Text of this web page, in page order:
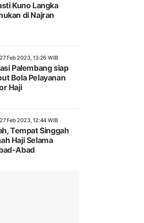
Kuno Langka
di Najran
Feb 2023, 13:26 WIB
Palembang siap
Bola Pelayanan
Haji
Feb 2023, 12:44 WIB
Tempat Singgah
Haji Selama
Abad